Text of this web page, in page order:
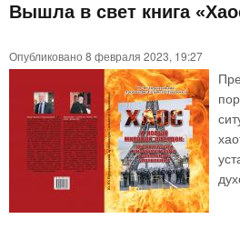
Вышла в свет книга
Опубликовано 8 февраля 2023, 19:27